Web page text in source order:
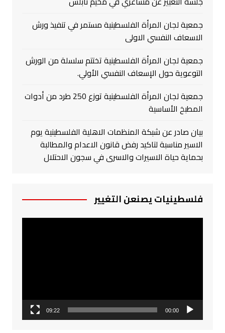
جمعية لجان المرأة الفلسطينية مستمر في تنفيذ ورش
الاسعاف النفسي الاولى
جمعية لجان المرأة الفلسطينية تختتم سلسلة من الورش
التوعوية حول الإسعاف النفسي الأولي.
جمعية لجان المرأة الفلسطينية توزع 250 طرد من أدوات
المطبخ الأساسية
بيان صادر عن شبكة المنظمات الاهلية الفلسطينية يوم
الاسير مناسبة لتاكيد رفض قانون الاعدام والمطالبة
بحماية حياة الاسيرات والاسرى في سجون الاحتلال
فلسطينيات يصنعن التغيير
00:00
09:22